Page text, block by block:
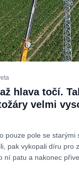
hlava točí.
velmi
pouze pole se starými
pak vykopali díru pro
ní patu a nakonec